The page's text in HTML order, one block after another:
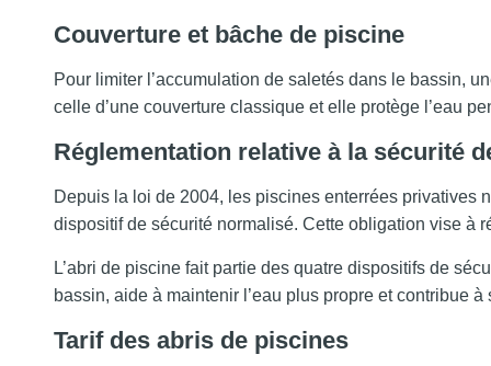
Couverture et bâche de piscine
Pour limiter l’accumulation de saletés dans le bassin,
celle d’une couverture classique et elle protège l’eau
Réglementation relative à la sécurité
Depuis la loi de 2004, les piscines enterrées privatives
dispositif de sécurité normalisé. Cette obligation vise à
L’abri de piscine fait partie des quatre dispositifs de
bassin, aide à maintenir l’eau plus propre et contribue à
Tarif des abris de piscines